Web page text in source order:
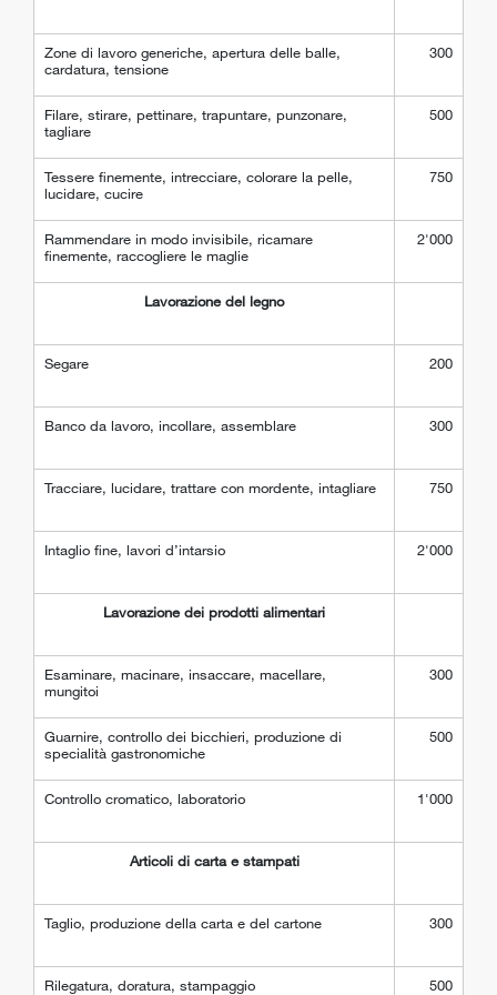
Zone di lavoro generiche, apertura delle balle,
cardatura, tensione
300
Filare, stirare, pettinare, trapuntare, punzonare,
tagliare
500
Tessere finemente, intrecciare, colorare la pelle,
lucidare, cucire
750
Rammendare in modo invisibile, ricamare
finemente, raccogliere le maglie
2'000
Lavorazione del legno
Segare 200
Banco da lavoro, incollare, assemblare 300
Tracciare, lucidare, trattare con mordente, intagliare 750
Intaglio fine, lavori d’intarsio 2'000
Lavorazione dei prodotti alimentari
Esaminare, macinare, insaccare, macellare,
mungitoi
300
Guarnire, controllo dei bicchieri, produzione di
specialità gastronomiche
500
Controllo cromatico, laboratorio 1'000
Articoli di carta e stampati
Taglio, produzione della carta e del cartone 300
Rilegatura, doratura, stampaggio 500